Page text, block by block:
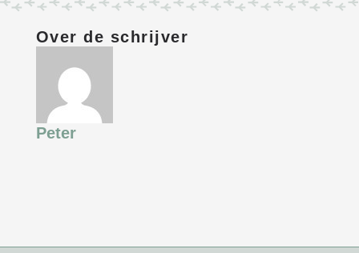
Over de schrijver
Peter